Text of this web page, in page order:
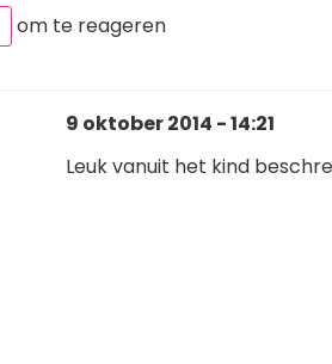
om te reageren
9 oktober 2014 - 14:21
Leuk vanuit het kind